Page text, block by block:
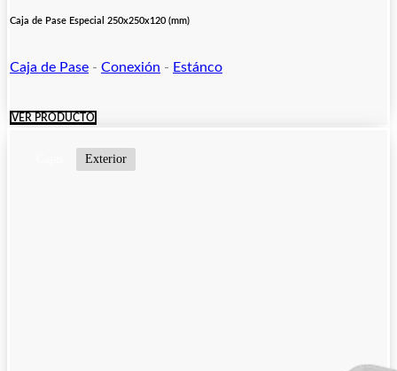
Caja de Pase Especial 250x250x120 (mm)
Caja de Pase - Conexión - Estánco
VER PRODUCTO
Exterior